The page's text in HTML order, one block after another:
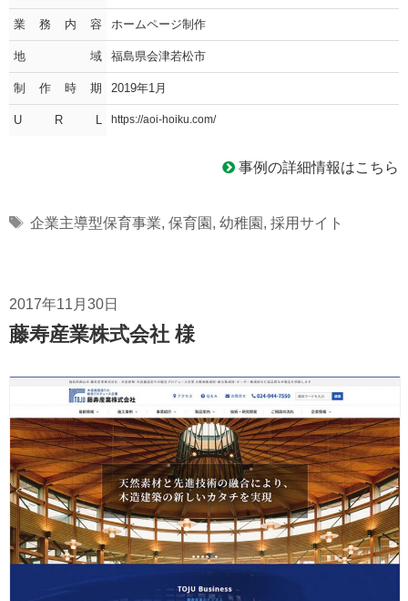
業務内容 ホームページ制作
地域 福島県会津若松市
制作時期 2019年1月
U R L https://aoi-hoiku.com/
事例の詳細情報はこちら
Tags
企業主導型保育事業, 保育園 , 幼稚園 , 採用サイト
2017年11月30日
藤寿産業株式会社 様